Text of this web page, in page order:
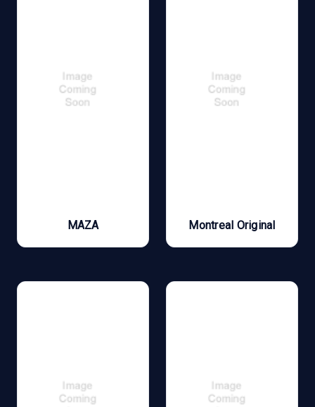
MAZA Montreal Original